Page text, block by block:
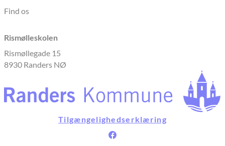
Find os
Rismølleskolen
Rismøllegade 15
8930 Randers NØ
Tilgængelighedserklæring